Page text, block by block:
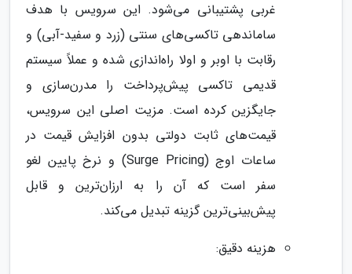
غربی پشتیبانی می‌شود. این سرویس با هدف
ساماندهی تاکسی‌های سنتی (زرد و سفید-آبی) و
رقابت با اوبر و اولا راه‌اندازی شده و عملاً سیستم
قدیمی تاکسی پیش‌پرداخت را مدرن‌سازی و
جایگزین کرده است. مزیت اصلی این سرویس،
قیمت‌های ثابت دولتی بدون افزایش قیمت در
ساعات اوج (Surge Pricing) و نرخ پایین لغو
سفر است که آن را به ارزان‌ترین و قابل
پیش‌بینی‌ترین گزینه تبدیل می‌کند.
هزینه دقیق: